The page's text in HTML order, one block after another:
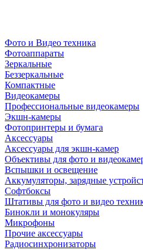
Фото и Видео техника
Фотоаппараты
Зеркальные
Беззеркальные
Компактные
Видеокамеры
Профессиональные видеокамеры
Экшн-камеры
Фотопринтеры и бумага
Аксессуары
Аксессуары для экшн-камер
Объективы для фото и
Вспышки и освещение
Аккумуляторы, зарядные
Софтбоксы
Штативы для фото и видео
Бинокли и монокуляры
Микрофоны
Прочие аксессуары
Радиосинхронизаторы